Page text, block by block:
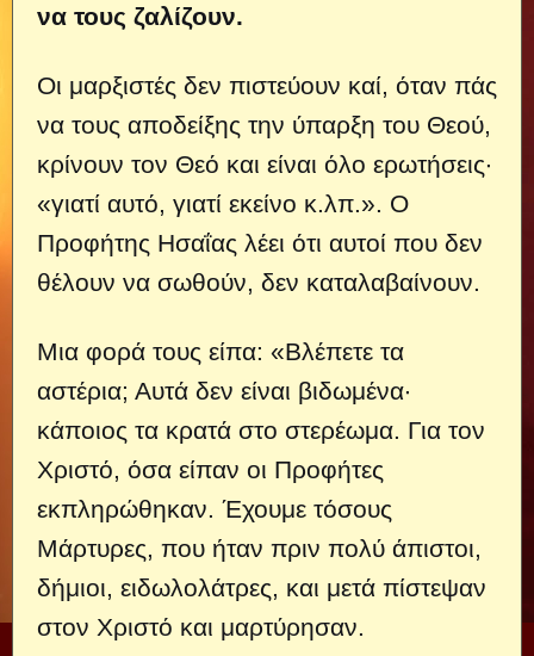
να τους ζαλίζουν.
Οι μαρξιστές δεν πιστεύουν καί, όταν πάς
να τους αποδείξης την ύπαρξη του Θεού,
κρίνουν τον Θεό και είναι όλο ερωτήσεις·
«γιατί αυτό, γιατί εκείνο κ.λπ.». Ο
Προφήτης Ησαΐας λέει ότι αυτοί που δεν
θέλουν να σωθούν, δεν καταλαβαίνουν.
Μια φορά τους είπα: «Βλέπετε τα
αστέρια; Αυτά δεν είναι βιδωμένα·
κάποιος τα κρατά στο στερέωμα. Για τον
Χριστό, όσα είπαν οι Προφήτες
εκπληρώθηκαν. Έχουμε τόσους
Μάρτυρες, που ήταν πριν πολύ άπιστοι,
δήμιοι, ειδωλολάτρες, και μετά πίστεψαν
στον Χριστό και μαρτύρησαν.